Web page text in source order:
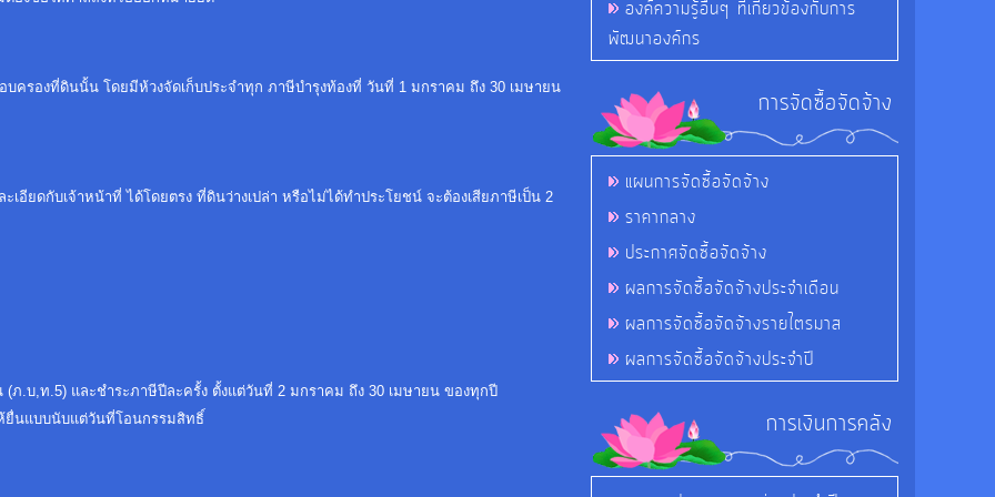
ครองที่ดินนั้น โดยมีห้วงจัดเก็บประจำทุก ภาษีบำรุงท้องที่ วันที่ 1 มกราคม ถึง 30 เมษายน
ดกับเจ้าหน้าที่ ได้โดยตรง ที่ดินว่างเปล่า หรือไม่ได้ทำประโยชน์ จะต้องเสียภาษีเป็น 2
ภ.บ,ท.5) และชำระภาษีปีละครั้ง ตั้งแต่วันที่ 2 มกราคม ถึง 30 เมษายน ของทุกปี
ยื่นแบบนับแต่วันที่โอนกรรมสิทธิ์
องค์ความรู้อื่นๆ ที่เกี่ยวข้องกับการ
พัฒนาองค์กร
การจัดซื้อจัดจ้าง
แผนการจัดซื้อจัดจ้าง
ราคากลาง
ประกาศจัดซื้อจัดจ้าง
ผลการจัดซื้อจัดจ้างประจำเดือน
ผลการจัดซื้อจัดจ้างรายไตรมาส
ผลการจัดซื้อจัดจ้างประจำปี
การเงินการคลัง